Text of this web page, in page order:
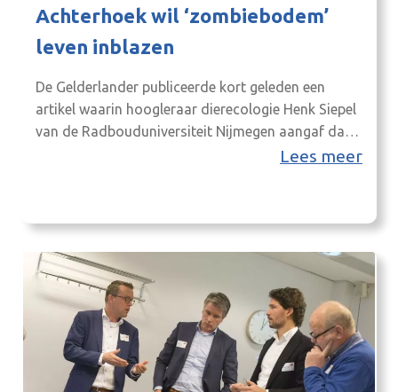
Achterhoek wil ‘zombiebodem’
leven inblazen
De Gelderlander publiceerde kort geleden een
artikel waarin hoogleraar dierecologie Henk Siepel
van de Radbouduniversiteit Nijmegen aangaf dat
uit steekproeven blijkt dat de bodem van Twente
Lees meer